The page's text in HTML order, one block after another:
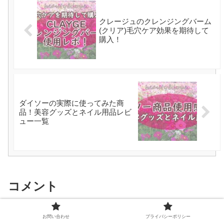
クレージュのクレンジングバーム
(クリア)毛穴ケア効果を期待して
購入！
ダイソーの実際に使ってみた商
品！美容グッズとネイル用品レビ
ュー一覧
コメント
コメントを書き込む
お問い合わせ プライバシーポリシー